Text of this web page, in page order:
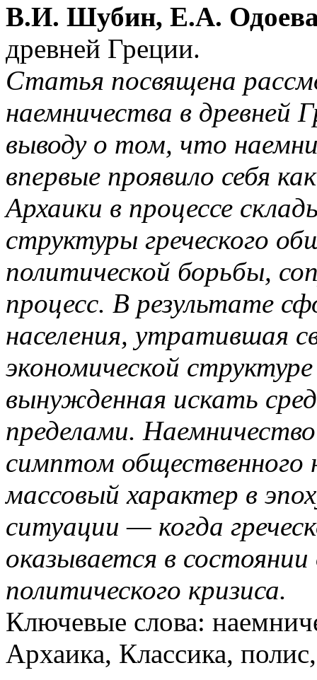
В.И. Шубин, Е.А.
древней Греции.
Статья посвящена
наемничества в древней
выводу о том, что
впервые проявило себя
Архаики в процессе
структуры греческого
политической борьбы,
процесс. В результате
населения, утратившая
экономической
вынужденная искать
пределами.
симптом общественного
массовый характер в
ситуации — когда
оказывается в
политического кризиса.
Ключевые слова:
Архаика, Классика,